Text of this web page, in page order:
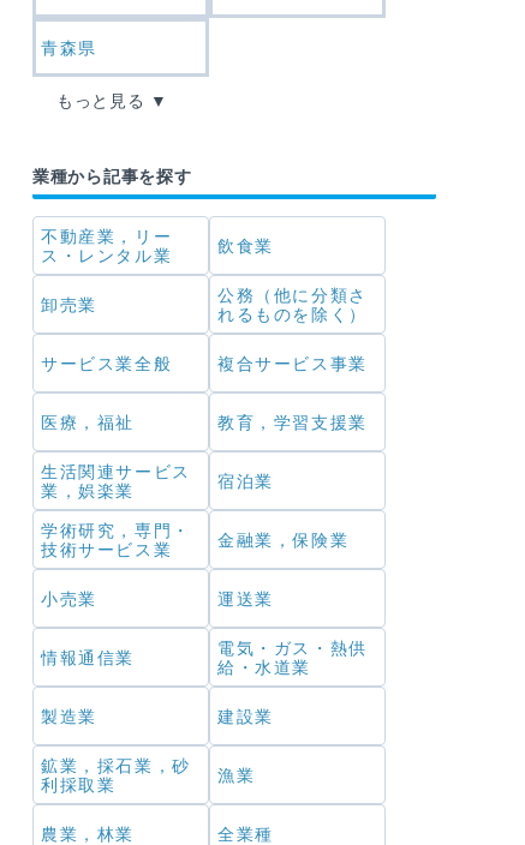
青森県
もっと見る
業種から記事を探す
不動産業，リー
ス・レンタル業
飲食業
卸売業
公務（他に分類さ
れるものを除く）
サービス業全般 複合サービス事業
医療，福祉 教育，学習支援業
生活関連サービス
業，娯楽業
宿泊業
学術研究，専門・
技術サービス業
金融業，保険業
小売業 運送業
情報通信業
電気・ガス・熱供
給・水道業
製造業 建設業
鉱業，採石業，砂
利採取業
漁業
農業，林業 全業種